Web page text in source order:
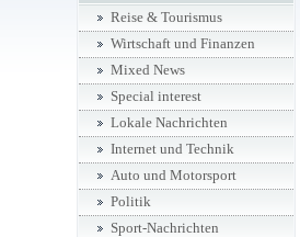
Reise & Tourismus
Wirtschaft und Finanzen
Mixed News
Special interest
Lokale Nachrichten
Internet und Technik
Auto und Motorsport
Politik
Sport-Nachrichten